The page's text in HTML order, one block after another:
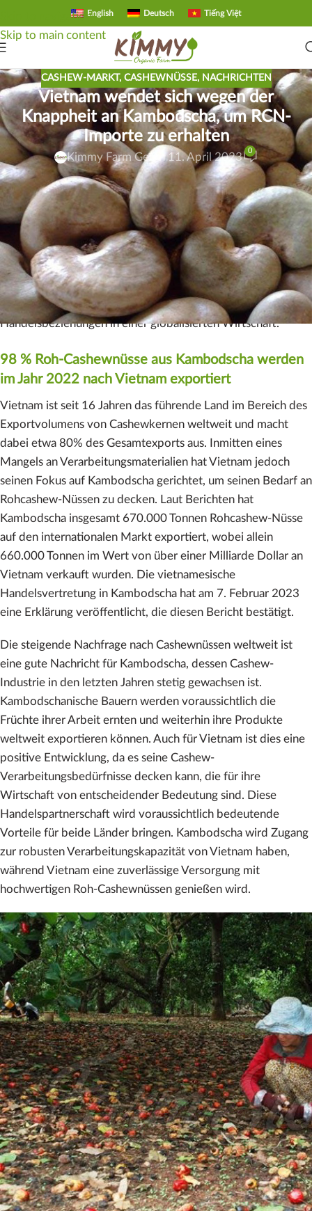
Skip to navigation
Skip to main content
English Deutsch Tiếng Việt
CASHEW-MARKT, CASHEWNÜSSE, NACHRICHTEN
Vietnam wendet sich wegen der
Knappheit an Kambodscha, um RCN-
Importe zu erhalten
Kimmy Farm GeOn 11. April 2023
0
Die Partnerschaft zwischen Vietnam und Kambodscha im
Roh-Cashew-Handel ist eine Win-Win-Situation für beide
Länder. Vietnam sichert seine Lieferkette durch die
Abhängigkeit von den Roh-Cashews seiner Nachbarn,
während die aufstrebende Cashew-Industrie Kambodschas
von der hohen Nachfrage aus Vietnam profitiert. Diese
Dynamik verdeutlicht die Bedeutung von regionalen
Handelsbeziehungen in einer globalisierten Wirtschaft.
98 % Roh-Cashewnüsse aus Kambodscha werden
im Jahr 2022 nach Vietnam exportiert
Vietnam ist seit 16 Jahren das führende Land im Bereich des
Exportvolumens von Cashewkernen weltweit und macht
dabei etwa 80% des Gesamtexports aus. Inmitten eines
Mangels an Verarbeitungsmaterialien hat Vietnam jedoch
seinen Fokus auf Kambodscha gerichtet, um seinen Bedarf an
Rohcashew-Nüssen zu decken. Laut Berichten hat
Kambodscha insgesamt 670.000 Tonnen Rohcashew-Nüsse
auf den internationalen Markt exportiert, wobei allein
660.000 Tonnen im Wert von über einer Milliarde Dollar an
Vietnam verkauft wurden. Die vietnamesische
Handelsvertretung in Kambodscha hat am 7. Februar 2023
eine Erklärung veröffentlicht, die diesen Bericht bestätigt.
Die steigende Nachfrage nach Cashewnüssen weltweit ist
eine gute Nachricht für Kambodscha, dessen Cashew-
Industrie in den letzten Jahren stetig gewachsen ist.
Kambodschanische Bauern werden voraussichtlich die
Früchte ihrer Arbeit ernten und weiterhin ihre Produkte
weltweit exportieren können. Auch für Vietnam ist dies eine
positive Entwicklung, da es seine Cashew-
Verarbeitungsbedürfnisse decken kann, die für ihre
Wirtschaft von entscheidender Bedeutung sind. Diese
Handelspartnerschaft wird voraussichtlich bedeutende
Vorteile für beide Länder bringen. Kambodscha wird Zugang
zur robusten Verarbeitungskapazität von Vietnam haben,
während Vietnam eine zuverlässige Versorgung mit
hochwertigen Roh-Cashewnüssen genießen wird.